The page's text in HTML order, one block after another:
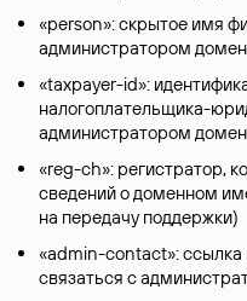
«person»: скрытое имя
администратором
«taxpayer-id»:
налогоплательщика-
администратором
«reg-ch»: регистратор,
сведений о доменном
на передачу поддержки)
«admin-contact»: ссылка
связаться с